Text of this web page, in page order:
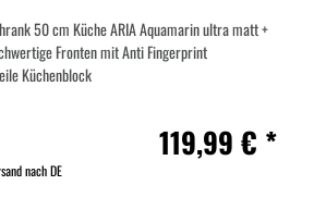
50 cm Küche ARIA Aquamarin ultra matt +
Fronten mit Anti Fingerprint
Küchenblock
119,99 € *
nach DE